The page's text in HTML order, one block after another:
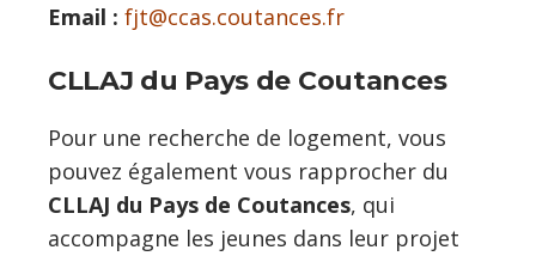
Email : fjt@ccas.coutances.fr
CLLAJ du Pays de Coutances
Pour une recherche de logement, vous
pouvez également vous rapprocher du
CLLAJ du Pays de Coutances, qui
accompagne les jeunes dans leur projet